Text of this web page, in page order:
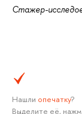
Стажер-
Нашли опечатку?
Выделите её,